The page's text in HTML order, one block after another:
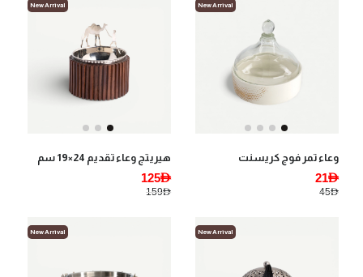
New Arrival
وعاء تمر فوج كريسنت
21AED
45AED
New Arrival
هيريتج وعاء تقديم 24×19 سم
125AED
159AED
New Arrival
New Arrival